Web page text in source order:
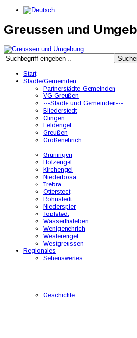
Greussen und
Start
Städte/Gemeinden
Partnerstädte-Gemeinden
VG Greußen
---Städte und Gemeinden---
Bliederstedt
Clingen
Feldengel
Greußen
Großenehrich
Grüningen
Holzengel
Kirchengel
Niederbösa
Trebra
Otterstedt
Rohnstedt
Niederspier
Topfstedt
Wasserthaleben
Wenigenehrich
Westerengel
Westgreussen
Regionales
Sehenswertes
Geschichte